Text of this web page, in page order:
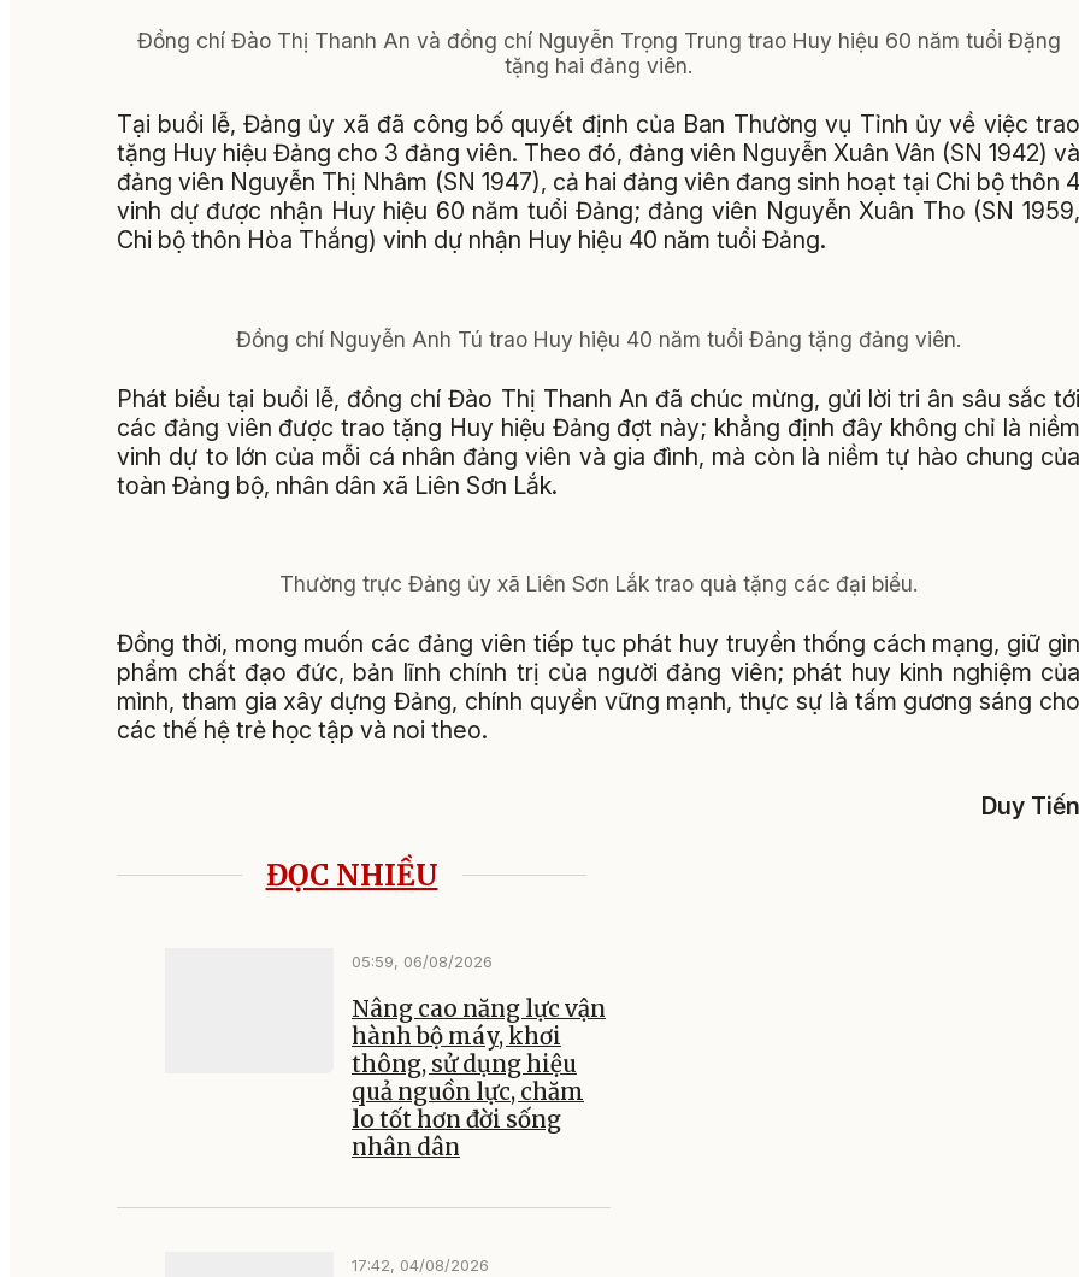
Đồng chí Đào Thị Thanh An và đồng chí Nguyễn Trọng Trung trao Huy hiệu 60 năm tuổi Đặng
tặng hai đảng viên.
Tại buổi lễ, Đảng ủy xã đã công bố quyết định của Ban Thường vụ Tỉnh ủy về việc trao
tặng Huy hiệu Đảng cho 3 đảng viên. Theo đó, đảng viên Nguyễn Xuân Vân (SN 1942) và
đảng viên Nguyễn Thị Nhâm (SN 1947), cả hai đảng viên đang sinh hoạt tại Chi bộ thôn 4
vinh dự được nhận Huy hiệu 60 năm tuổi Đảng; đảng viên Nguyễn Xuân Tho (SN 1959,
Chi bộ thôn Hòa Thắng) vinh dự nhận Huy hiệu 40 năm tuổi Đảng.
Đồng chí Nguyễn Anh Tú trao Huy hiệu 40 năm tuổi Đảng tặng đảng viên.
Phát biểu tại buổi lễ, đồng chí Đào Thị Thanh An đã chúc mừng, gửi lời tri ân sâu sắc tới
các đảng viên được trao tặng Huy hiệu Đảng đợt này; khẳng định đây không chỉ là niềm
vinh dự to lớn của mỗi cá nhân đảng viên và gia đình, mà còn là niềm tự hào chung của
toàn Đảng bộ, nhân dân xã Liên Sơn Lắk.
Thường trực Đảng ủy xã Liên Sơn Lắk trao quà tặng các đại biểu.
Đồng thời, mong muốn các đảng viên tiếp tục phát huy truyền thống cách mạng, giữ gìn
phẩm chất đạo đức, bản lĩnh chính trị của người đảng viên; phát huy kinh nghiệm của
mình, tham gia xây dựng Đảng, chính quyền vững mạnh, thực sự là tấm gương sáng cho
các thế hệ trẻ học tập và noi theo.
Duy Tiến
ĐỌC NHIỀU
05:59, 06/08/2026
Nâng cao năng lực vận
hành bộ máy, khơi
thông, sử dụng hiệu
quả nguồn lực, chăm
lo tốt hơn đời sống
nhân dân
17:42, 04/08/2026